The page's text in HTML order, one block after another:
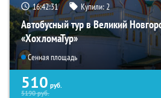
16:42:30 Купили:2
Автобусный тур в Великий
«ХохломаТур»
Сенная площадь
510 руб.
5190руб.